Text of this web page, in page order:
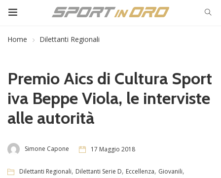
Home Dilettanti Regionali
Premio Aics di Cultura Sport
iva Beppe Viola, le interviste
alle autorità
Simone Capone 17 Maggio 2018
Dilettanti Regionali, Dilettanti Serie D, Eccellenza, Giovanili,